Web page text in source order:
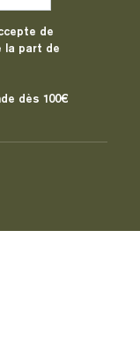
de
la part de
dès 100€